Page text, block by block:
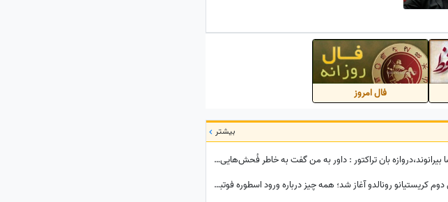
فال امروز
بیشتر
علیرضا بیرانوند،دروازه بان تراکتور : داور به من گفت به خاطر فُحش‌هایی که به مادرت میدن بهت کارت نمیدم!/ ما حواله ماشین نگرفتیم
زندگی دوم کریستیانو رونالدو آغاز شد؛ همه چیز درباره ورود اسطوره فوتبال به دنیای سینما